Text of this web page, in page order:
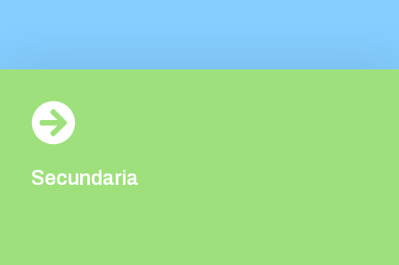
Secundaria